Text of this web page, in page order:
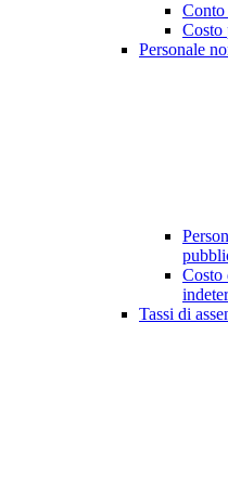
Conto
Costo
Personale
Costo
Tassi di